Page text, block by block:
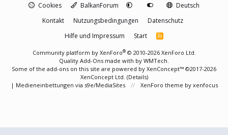
Cookies BalkanForum
Deutsch
Kontakt
Nutzungsbedingungen
Datenschutz
Hilfe und Impressum
Start
R
S
Community platform by XenForo® © 2010-2026 XenForo Ltd.
Quality Add-Ons made with by WMTech
Some of the add-ons on this site are powered by XenConcept™ ©2017-2026
XenConcept Ltd. (Details)
| Medieneinbettungen via s9e/MediaSites XenForo theme by xenfocus